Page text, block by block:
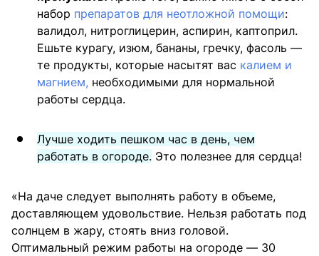
набор препаратов для неотложной помощи:
валидол, нитроглицерин, аспирин, каптоприл.
Ешьте курагу, изюм, бананы, гречку, фасоль —
те продукты, которые насытят вас калием и
магнием, необходимыми для нормальной
работы сердца.
Лучше ходить пешком час в день, чем
работать в огороде. Это полезнее для сердца!
«На даче следует выполнять работу в объеме,
доставляющем удовольствие. Нельзя работать под
солнцем в жару, стоять вниз головой.
Оптимальный режим работы на огороде — 30